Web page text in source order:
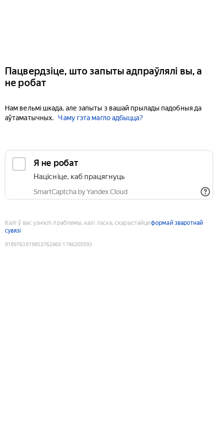
Пацвердзіце, што запыты адпраўлялі вы, а
не робат
Нам вельмі шкада, але запыты з вашай прылады падобныя да
аўтаматычных.
Чаму гэта магло адбыцца?
Я не робат
Націсніце, каб працягнуць
SmartCaptcha by Yandex Cloud
Калі ў вас узніклі праблемы, калі ласка, скарыстайцеформай зваротнай
сувязі
9189763819853762460:1786205593